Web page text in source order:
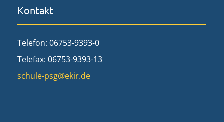
Kontakt
Telefon: 06753-9393-0
Telefax: 06753-9393-13
schule-psg@ekir.de